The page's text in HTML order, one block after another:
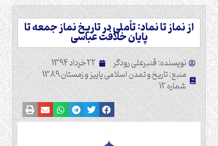
از نماز تا نماد: تأملی در تاریخ نماز جمعه تا
پایان خلافت عباسی
نویسنده: قنبرعلی رودگر 22 خرداد 1394
منبع: تاریخ و تمدن اسلامی پاییز و زمستان 1389
شماره 12